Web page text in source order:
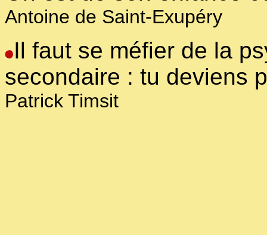
Antoine de Saint-Exupéry
Il faut se méfier de la
secondaire : tu deviens
Patrick Timsit